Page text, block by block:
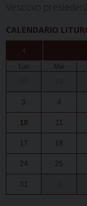
Vescovo
CALENDARIO
‹
Lun Mar
3 4
10 11
17 18
24 25
31